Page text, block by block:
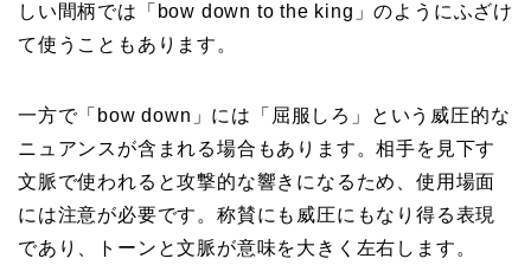
しい間柄では「bow down to the king」のようにふざけ
て使うこともあります。
一方で「bow down」には「屈服しろ」という威圧的な
ニュアンスが含まれる場合もあります。相手を見下す
文脈で使われると攻撃的な響きになるため、使用場面
には注意が必要です。称賛にも威圧にもなり得る表現
であり、トーンと文脈が意味を大きく左右します。